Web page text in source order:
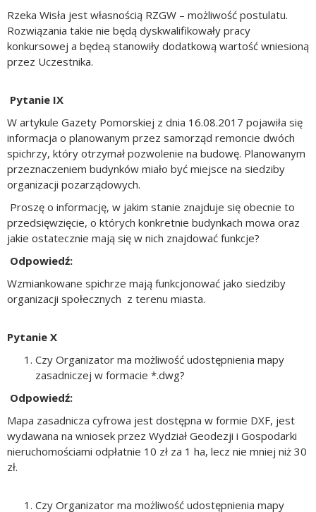
Rzeka Wisła jest własnością RZGW – możliwość postulatu.
Rozwiązania takie nie będą dyskwalifikowały pracy
konkursowej a będeą stanowiły dodatkową wartość wniesioną
przez Uczestnika.
Pytanie IX
W artykule Gazety Pomorskiej z dnia 16.08.2017 pojawiła się
informacja o planowanym przez samorząd remoncie dwóch
spichrzy, który otrzymał pozwolenie na budowę. Planowanym
przeznaczeniem budynków miało być miejsce na siedziby
organizacji pozarządowych.
Proszę o informację, w jakim stanie znajduje się obecnie to
przedsięwzięcie, o których konkretnie budynkach mowa oraz
jakie ostatecznie mają się w nich znajdować funkcje?
Odpowiedź:
Wzmiankowane spichrze mają funkcjonować jako siedziby
organizacji społecznych z terenu miasta.
Pytanie X
Czy Organizator ma możliwość udostępnienia mapy
zasadniczej w formacie *.dwg?
Odpowiedź:
Mapa zasadnicza cyfrowa jest dostępna w formie DXF, jest
wydawana na wniosek przez Wydział Geodezji i Gospodarki
nieruchomościami odpłatnie 10 zł za 1 ha, lecz nie mniej niż 30
zł.
Czy Organizator ma możliwość udostępnienia mapy